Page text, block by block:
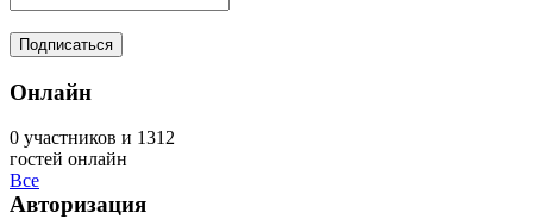
Онлайн
0 участников и 1312
гостей онлайн
Все
Авторизация